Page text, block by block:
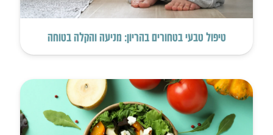
טיפול טבעי בטחורים בהריון: מניעה והקלה בטוחה